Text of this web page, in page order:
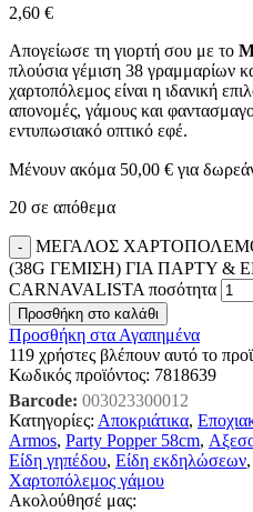
2,60 €
Απογείωσε τη γιορτή σου με το
πλούσια γέμιση 38 γραμμαρίων
χαρτοπόλεμος είναι η ιδανική
απονομές, γάμους και
εντυπωσιακό οπτικό εφέ.
Μένουν ακόμα 50,00 € για
20 σε απόθεμα
ΜΕΓΑΛΟΣ ΧΑΡΤΟΠΟΛΕΜΟΣ
(38G ΓΕΜΙΣΗ) ΓΙΑ ΠΑΡΤΥ &
CARNAVALISTA ποσότητα
Προσθήκη στο καλάθι
Προσθήκη στα Αγαπημένα
119 χρήστες βλέπουν αυτό το
Κωδικός προϊόντος: 7818639
Barcode: 003023300012
Κατηγορίες: Αποκριάτικα,
Armos, Party Popper 58cm,
Είδη γηπέδου, Είδη εκδηλώσεων,
Χαρτοπόλεμος γάμου
Ακολούθησέ μας: